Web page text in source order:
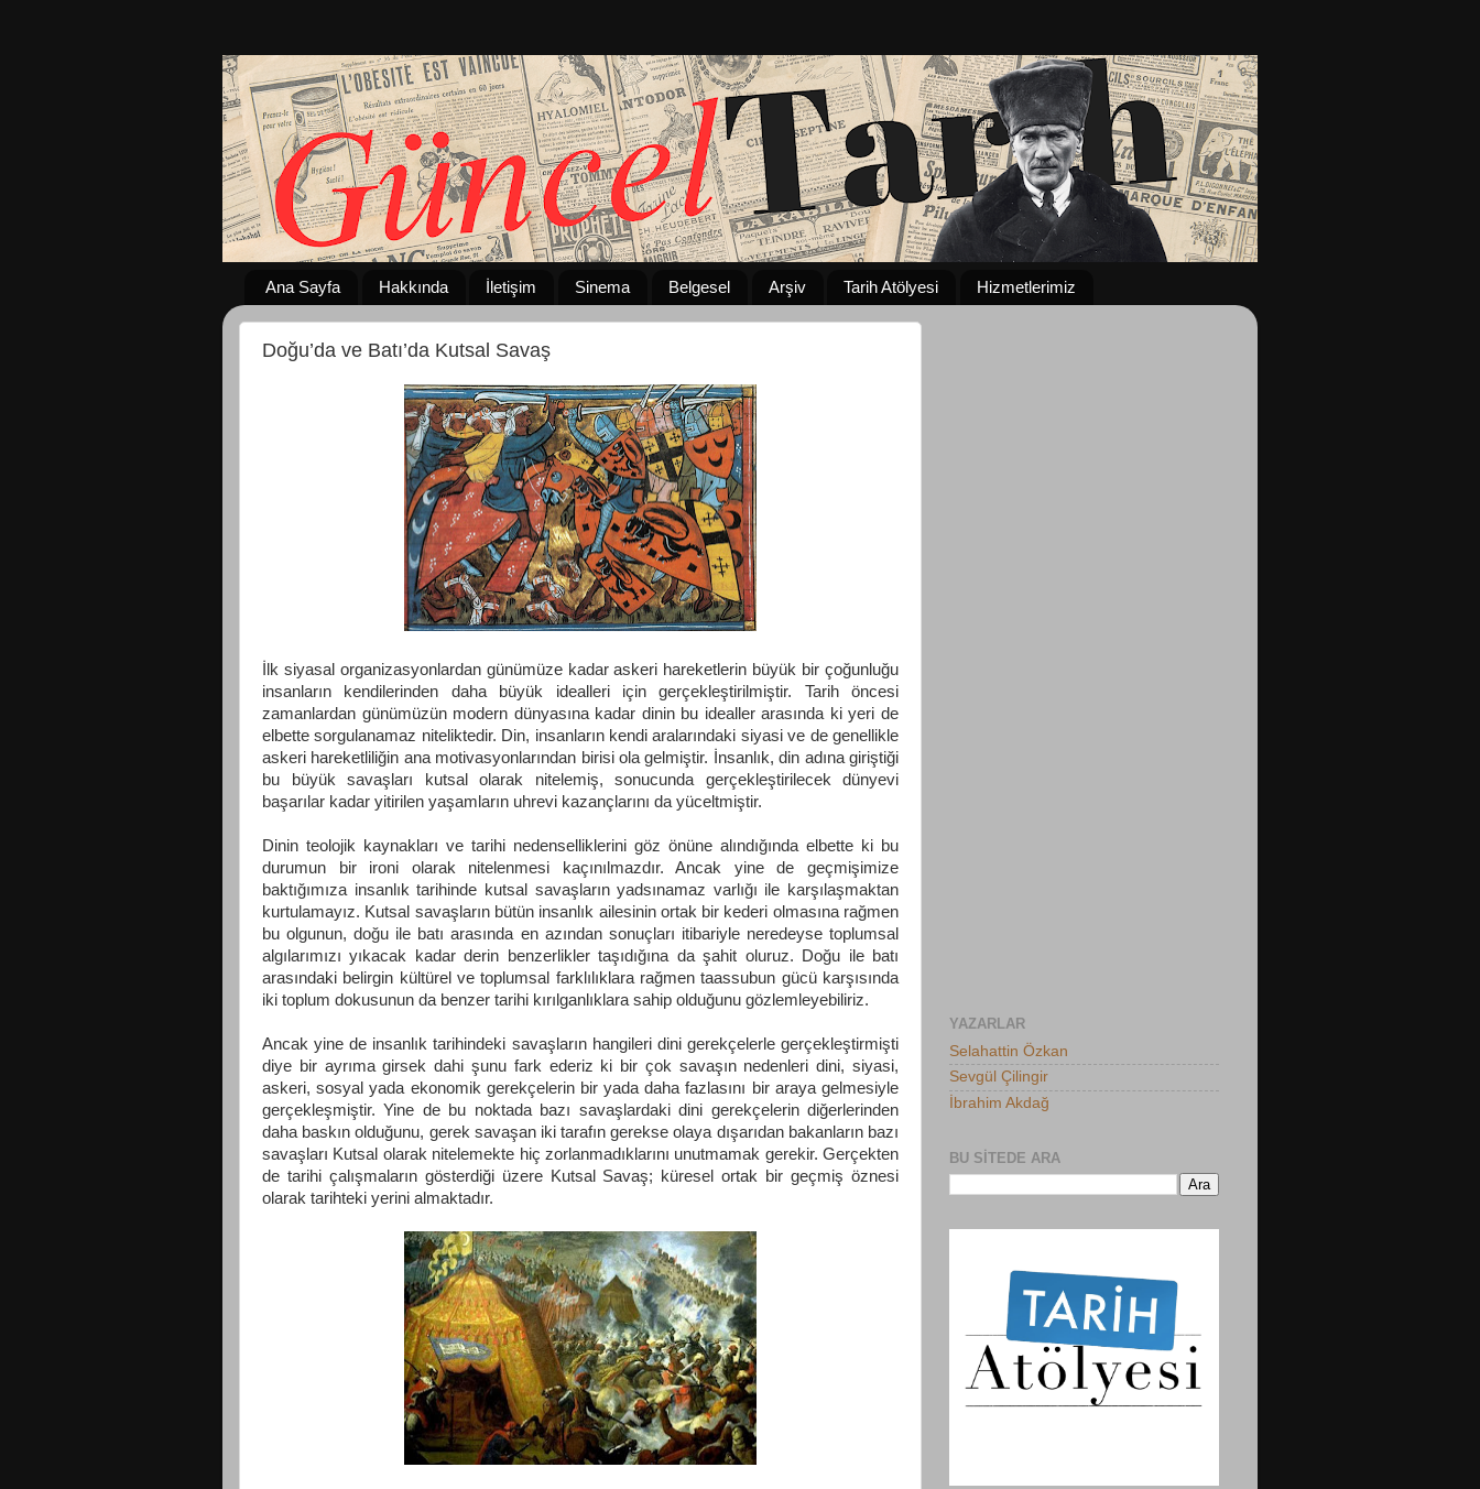
Ana Sayfa Hakkında İletişim Sinema Belgesel Arşiv Tarih Atölyesi Hizmetlerimiz
Doğu’da ve Batı’da Kutsal Savaş
İlk siyasal organizasyonlardan günümüze kadar askeri hareketlerin büyük bir çoğunluğu
insanların kendilerinden daha büyük idealleri için gerçekleştirilmiştir. Tarih öncesi
zamanlardan günümüzün modern dünyasına kadar dinin bu idealler arasında ki yeri de
elbette sorgulanamaz niteliktedir. Din, insanların kendi aralarındaki siyasi ve de genellikle
askeri hareketliliğin ana motivasyonlarından birisi ola gelmiştir. İnsanlık, din adına giriştiği
bu büyük savaşları kutsal olarak nitelemiş, sonucunda gerçekleştirilecek dünyevi
başarılar kadar yitirilen yaşamların uhrevi kazançlarını da yüceltmiştir.
Dinin teolojik kaynakları ve tarihi nedenselliklerini göz önüne alındığında elbette ki bu
durumun bir ironi olarak nitelenmesi kaçınılmazdır. Ancak yine de geçmişimize
baktığımıza insanlık tarihinde kutsal savaşların yadsınamaz varlığı ile karşılaşmaktan
kurtulamayız. Kutsal savaşların bütün insanlık ailesinin ortak bir kederi olmasına rağmen
bu olgunun, doğu ile batı arasında en azından sonuçları itibariyle neredeyse toplumsal
algılarımızı yıkacak kadar derin benzerlikler taşıdığına da şahit oluruz. Doğu ile batı
arasındaki belirgin kültürel ve toplumsal farklılıklara rağmen taassubun gücü karşısında
iki toplum dokusunun da benzer tarihi kırılganlıklara sahip olduğunu gözlemleyebiliriz.
Ancak yine de insanlık tarihindeki savaşların hangileri dini gerekçelerle gerçekleştirmişti
diye bir ayrıma girsek dahi şunu fark ederiz ki bir çok savaşın nedenleri dini, siyasi,
askeri, sosyal yada ekonomik gerekçelerin bir yada daha fazlasını bir araya gelmesiyle
gerçekleşmiştir. Yine de bu noktada bazı savaşlardaki dini gerekçelerin diğerlerinden
daha baskın olduğunu, gerek savaşan iki tarafın gerekse olaya dışarıdan bakanların bazı
savaşları Kutsal olarak nitelemekte hiç zorlanmadıklarını unutmamak gerekir. Gerçekten
de tarihi çalışmaların gösterdiği üzere Kutsal Savaş; küresel ortak bir geçmiş öznesi
olarak tarihteki yerini almaktadır.
YAZARLAR
Selahattin Özkan
Sevgül Çilingir
İbrahim Akdağ
BU SITEDE ARA